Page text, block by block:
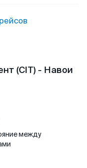
(CIT) - Навои
между